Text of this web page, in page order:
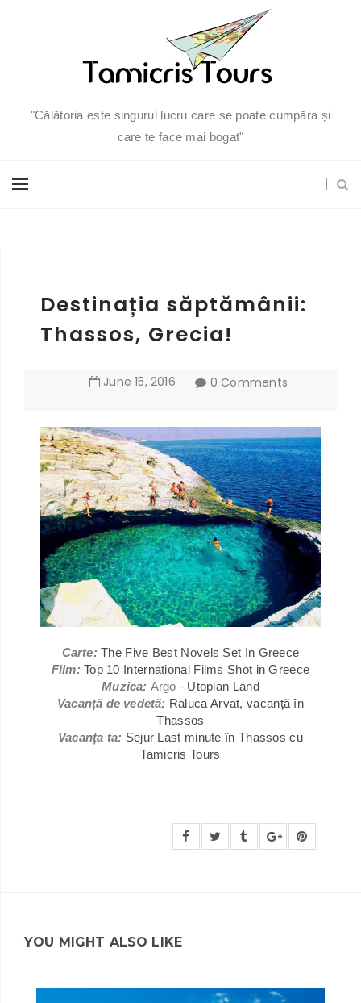
"Călătoria este singurul lucru care se poate cumpăra și
care te face mai bogat"
Destinația săptămânii:
Thassos, Grecia!
June 15,2016 0 Comments
Carte: The Five Best Novels Set In Greece
Film: Top 10 International Films Shot in Greece
Muzica: Argo - Utopian Land
Vacanță de vedetă: Raluca Arvat, vacanță în
Thassos
Vacanța ta: Sejur Last minute în Thassos cu
Tamicris Tours
YOU MIGHT ALSO LIKE